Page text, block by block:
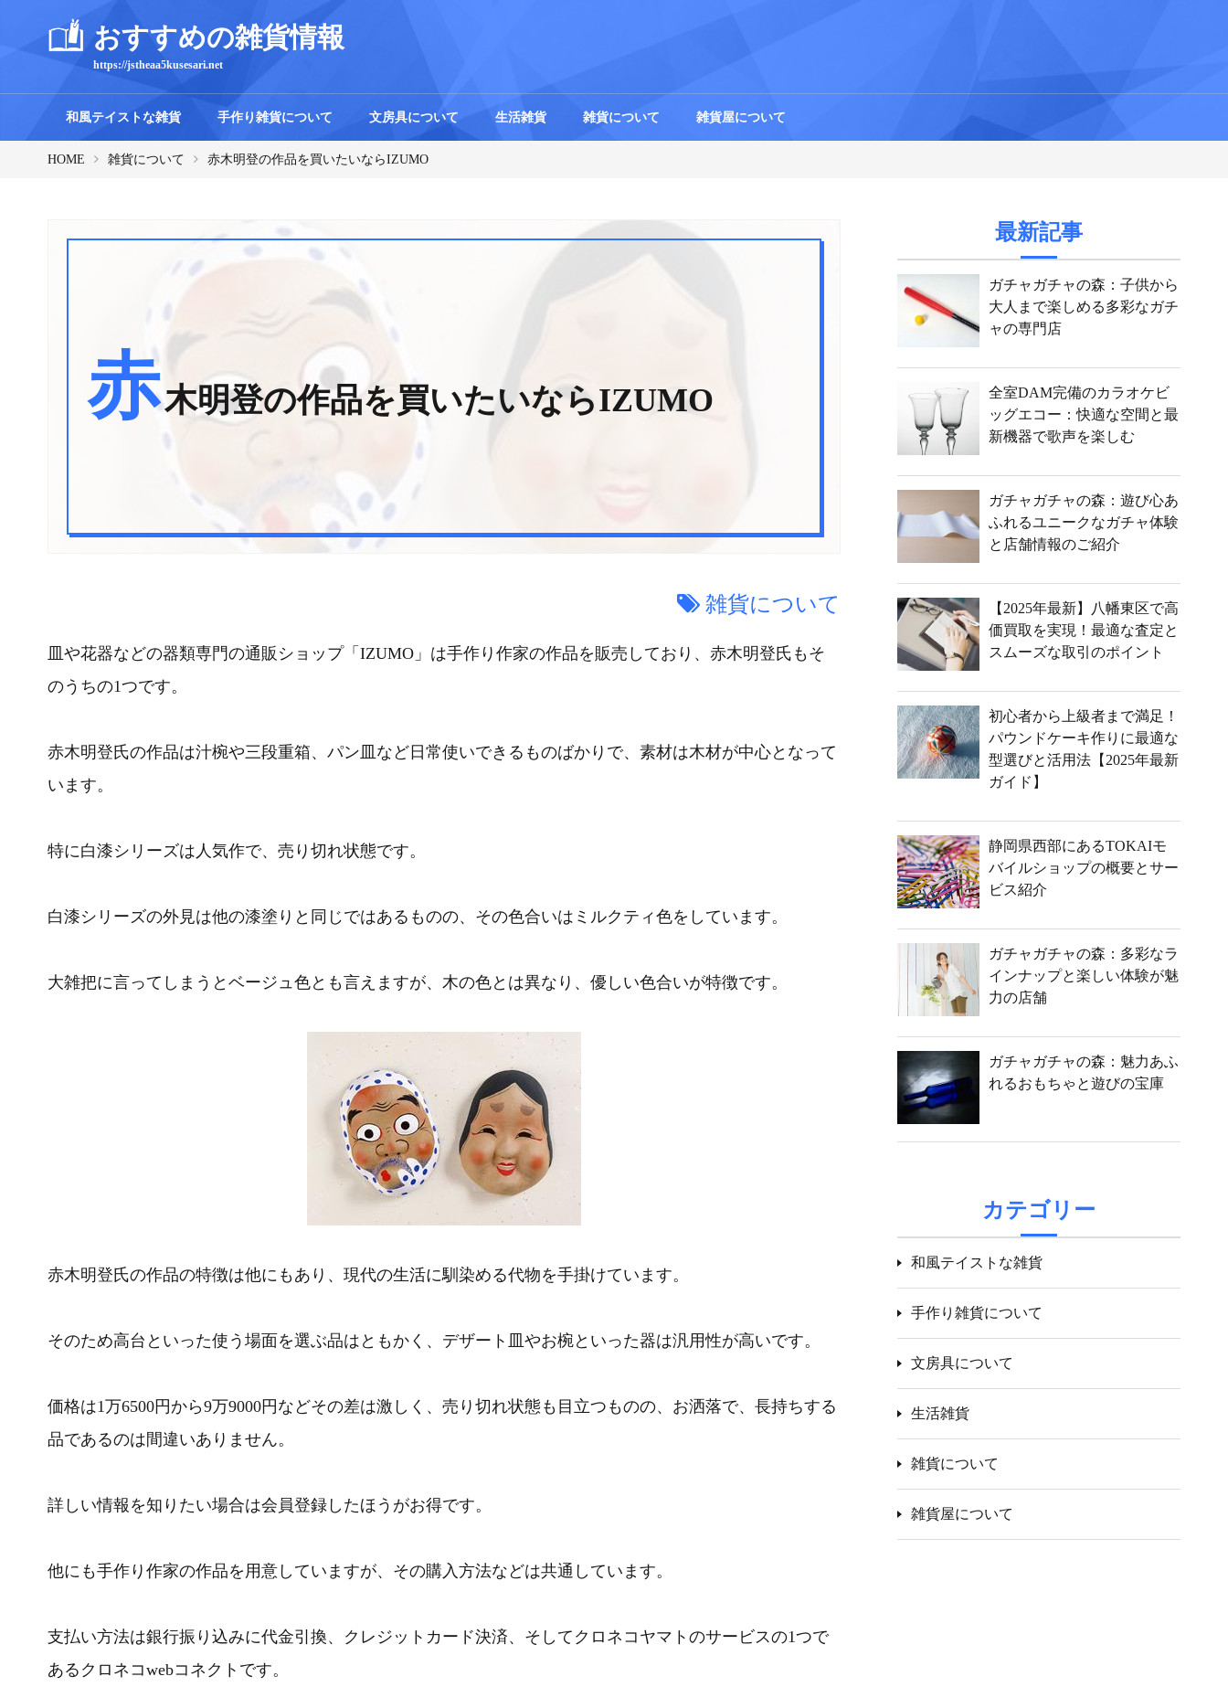
おすすめの雑貨情報
https://jstheaa5kusesari.net
和風テイストな雑貨 手作り雑貨について 文房具について 生活雑貨 雑貨について 雑貨屋について
HOME 雑貨について 赤木明登の作品を買いたいならIZUMO
赤木明登の作品を買いたいならIZUMO
雑貨について
皿や花器などの器類専門の通販ショップ「IZUMO」は手作り作家の作品を販売しており、赤木明登氏もそ
のうちの1つです。
赤木明登氏の作品は汁椀や三段重箱、パン皿など日常使いできるものばかりで、素材は木材が中心となって
います。
特に白漆シリーズは人気作で、売り切れ状態です。
白漆シリーズの外見は他の漆塗りと同じではあるものの、その色合いはミルクティ色をしています。
大雑把に言ってしまうとベージュ色とも言えますが、木の色とは異なり、優しい色合いが特徴です。
赤木明登氏の作品の特徴は他にもあり、現代の生活に馴染める代物を手掛けています。
そのため高台といった使う場面を選ぶ品はともかく、デザート皿やお椀といった器は汎用性が高いです。
価格は1万6500円から9万9000円などその差は激しく、売り切れ状態も目立つものの、お洒落で、長持ちする
品であるのは間違いありません。
詳しい情報を知りたい場合は会員登録したほうがお得です。
他にも手作り作家の作品を用意していますが、その購入方法などは共通しています。
支払い方法は銀行振り込みに代金引換、クレジットカード決済、そしてクロネコヤマトのサービスの1つで
あるクロネコwebコネクトです。
最新記事
ガチャガチャの森：子供から
大人まで楽しめる多彩なガチ
ャの専門店
全室DAM完備のカラオケビ
ッグエコー：快適な空間と最
新機器で歌声を楽しむ
ガチャガチャの森：遊び心あ
ふれるユニークなガチャ体験
と店舗情報のご紹介
【2025年最新】八幡東区で高
価買取を実現！最適な査定と
スムーズな取引のポイント
初心者から上級者まで満足！
パウンドケーキ作りに最適な
型選びと活用法【2025年最新
ガイド】
静岡県西部にあるTOKAIモ
バイルショップの概要とサー
ビス紹介
ガチャガチャの森：多彩なラ
インナップと楽しい体験が魅
力の店舗
ガチャガチャの森：魅力あふ
れるおもちゃと遊びの宝庫
カテゴリー
和風テイストな雑貨
手作り雑貨について
文房具について
生活雑貨
雑貨について
雑貨屋について